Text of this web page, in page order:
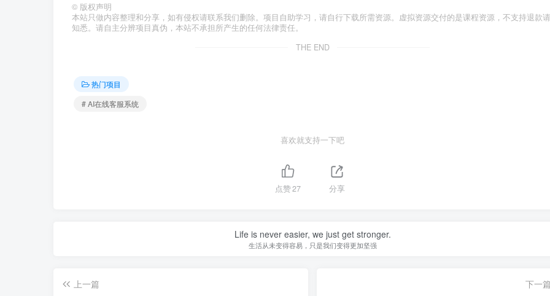
© 版权声明
本站只做内容整理和分享，如有侵权请联系我们删除。项目自助学习，请自行下载所需资源。虚拟资源交付的是课程资源，不支持退款请
知悉。请自主分辨项目真伪，本站不承担所产生的任何法律责任。
THE END
热门项目
# AI在线客服系统
喜欢就支持一下吧
点赞27 分享
Life is never easier, we just get stronger.
生活从未变得容易，只是我们变得更加坚强
上一篇
下一